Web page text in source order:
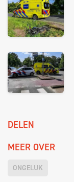
DELEN
MEER OVER
ONGELUK